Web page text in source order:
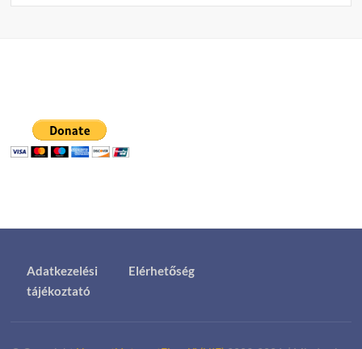
Adatkezelési
tájékoztató
Elérhetőség